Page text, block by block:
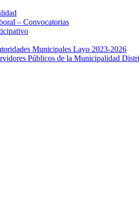
– Convocatorias
Municipales Layo 2023-2026
Públicos de la Municipalidad